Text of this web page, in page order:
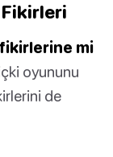
mi
oyununu
de